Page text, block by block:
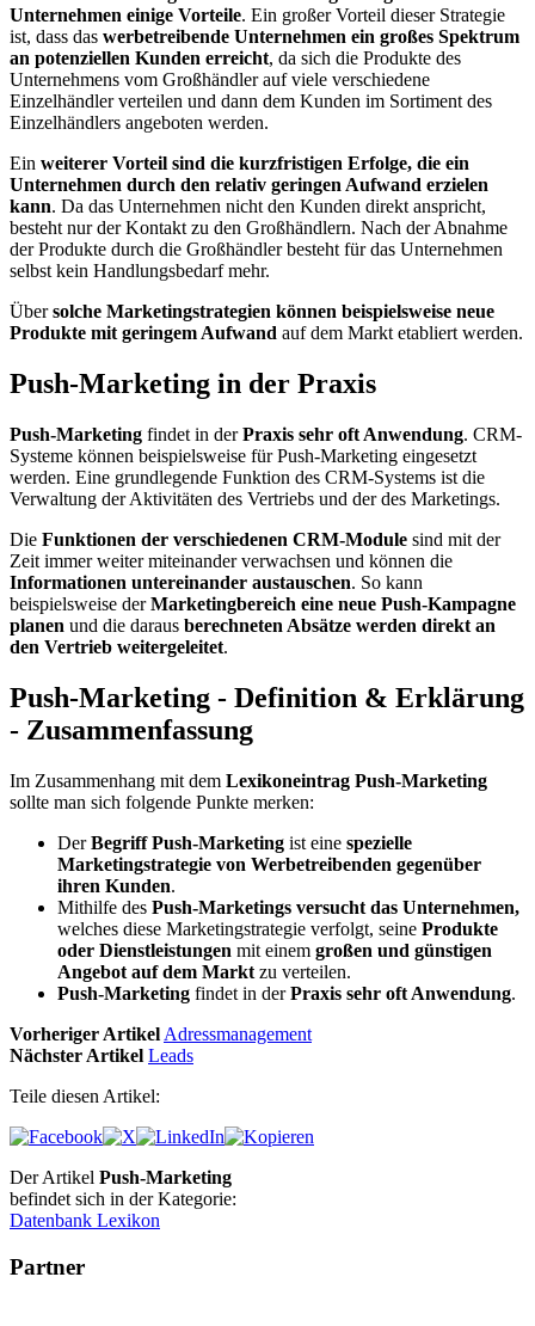
Unternehmen einige Vorteile. Ein großer Vorteil dieser Strategie
ist, dass das werbetreibende Unternehmen ein großes Spektrum
an potenziellen Kunden erreicht, da sich die Produkte des
Unternehmens vom Großhändler auf viele verschiedene
Einzelhändler verteilen und dann dem Kunden im Sortiment des
Einzelhändlers angeboten werden.
Ein weiterer Vorteil sind die kurzfristigen Erfolge, die ein
Unternehmen durch den relativ geringen Aufwand erzielen
kann. Da das Unternehmen nicht den Kunden direkt anspricht,
besteht nur der Kontakt zu den Großhändlern. Nach der Abnahme
der Produkte durch die Großhändler besteht für das Unternehmen
selbst kein Handlungsbedarf mehr.
Übersolche Marketingstrategien können beispielsweise neue
Produkte mit geringem Aufwand auf dem Markt etabliert werden.
Push-Marketing in der Praxis
Push-Marketing findet in derPraxis sehr oft Anwendung. CRM-
Systeme können beispielsweise für Push-Marketing eingesetzt
werden. Eine grundlegende Funktion des CRM-Systems ist die
Verwaltung der Aktivitäten des Vertriebs und der des Marketings.
Die Funktionen der verschiedenen CRM-Module sind mit der
Zeit immer weiter miteinander verwachsen und können die
Informationen untereinander austauschen. So kann
beispielsweise derMarketingbereich eine neue Push-Kampagne
planen und die daraus berechneten Absätze werden direkt an
den Vertrieb weitergeleitet.
Push-Marketing - Definition & Erklärung
- Zusammenfassung
Im Zusammenhang mit dem Lexikoneintrag Push-Marketing
sollte man sich folgende Punkte merken:
DerBegriff Push-Marketing ist eine spezielle
Marketingstrategie von Werbetreibenden gegenüber
ihren Kunden.
Mithilfe des Push-Marketings versucht das Unternehmen,
welches diese Marketingstrategie verfolgt, seine Produkte
oder Dienstleistungen mit einem großen und günstigen
Angebot auf dem Markt zu verteilen.
Push-Marketing findet in derPraxis sehr oft Anwendung.
Vorheriger Artikel Adressmanagement
Nächster Artikel Leads
Teile diesen Artikel:
Der Artikel Push-Marketing
befindet sich in der Kategorie:
Datenbank Lexikon
Partner